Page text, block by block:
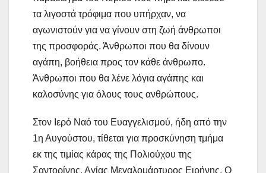
τα λιγοστά τρόφιμα που υπήρχαν, να
αγωνιστούν για να γίνουν στη ζωή άνθρωποι
της προσφοράς. Άνθρωποι που θα δίνουν
αγάπη, βοήθεια προς τον κάθε άνθρωπο.
Άνθρωποι που θα λένε λόγια αγάπης και
καλοσύνης για όλους τους ανθρώπους.
Στον Ιερό Ναό του Ευαγγελισμού, ήδη από την
1η Αυγούστου, τίθεται για προσκύνηση τμήμα
εκ της τιμίας κάρας της Πολιούχου της
Σαντορίνης, Αγίας Μεγαλομάρτυρος Ειρήνης. Ο